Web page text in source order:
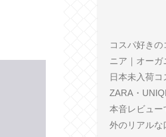
コスパ好き
ニア｜オーガ
日本未入荷コ
ZARA・
本音レビュー
外のリアルな